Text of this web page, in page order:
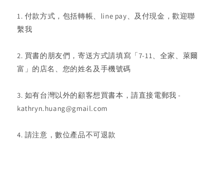
1. 付款方式，包括轉帳、line pay、及付現金，歡迎聯
繫我
2. 買書的朋友們，寄送方式請填寫「7-11、全家、萊爾
富」的店名、您的姓名及手機號碼
3. 如有台灣以外的顧客想買書本，請直接電郵我 -
kathryn.huang@gmail.com
4. 請注意，數位產品不可退款